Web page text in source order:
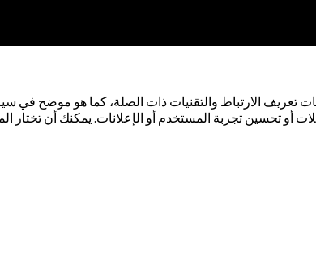
تعريف الارتباط والتقنيات ذات الصلة، كما هو موضح في
أو تحسين تجربة المستخدم أو الإعلانات. يمكنك أن تختار